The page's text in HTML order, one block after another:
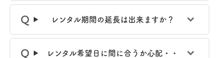
レンタル期間の延長は出来ますか？
レンタル希望日に間に合うか心配・・